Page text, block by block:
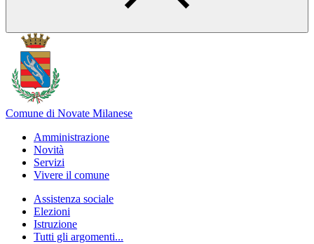
Comune di Novate Milanese
Amministrazione
Novità
Servizi
Vivere il comune
Assistenza sociale
Elezioni
Istruzione
Tutti gli argomenti...